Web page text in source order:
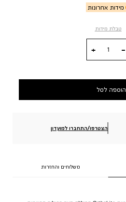
מידות אחרונות
טבלת מידות
הוספה לסל
הצטרפו/התחברו למועדון
משלוחים והחזרות